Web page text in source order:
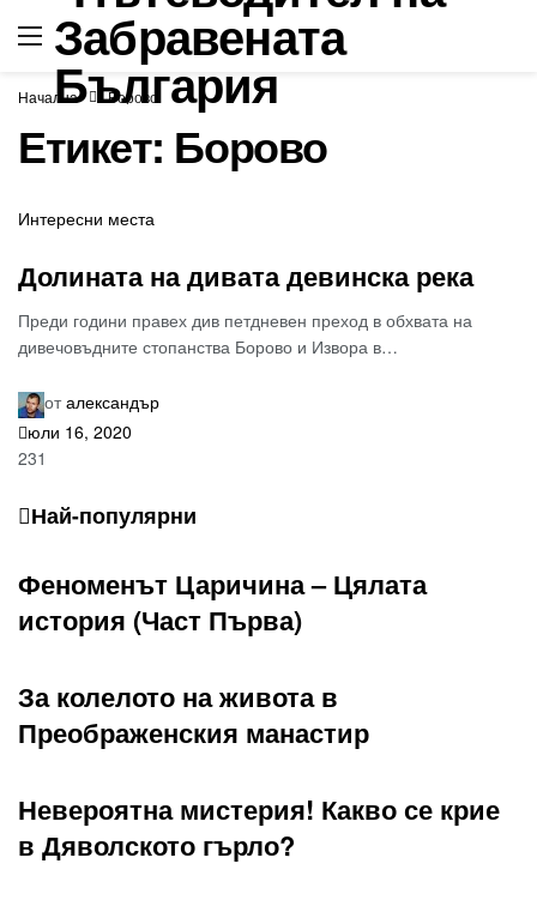
Начална Борово
Етикет: Борово
Интересни места
Долината на дивата девинска река
Преди години правех див петдневен преход в обхвата на
дивечовъдните стопанства Борово и Извора в…
оталександър
юли 16, 2020
231
Най-популярни
Феноменът Царичина – Цялата
история (Част Първа)
За колелото на живота в
Преображенския манастир
Невероятна мистерия! Какво се крие
в Дяволското гърло?